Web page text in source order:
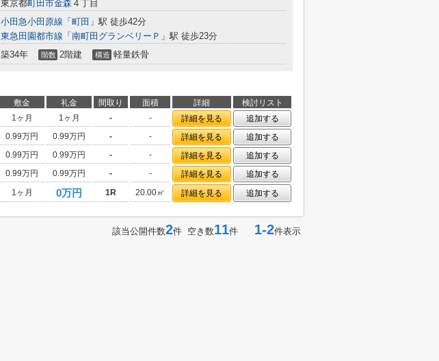
東京都町田市金森 ４丁目
小田急小田原線 「 町田 」駅 徒歩42分
東急田園都市線 「 南町田グランベリーＰ 」駅 徒歩23分
築34年 階数 2階建 構造 軽量鉄骨
敷金 礼金 間取り 面積 詳細
検討リスト
1ヶ月 1ヶ月 - - 詳細を見る
追加する
0.99万円 0.99万円 - - 詳細を見る
追加する
0.99万円 0.99万円 - - 詳細を見る
追加する
0.99万円 0.99万円 - - 詳細を見る
追加する
1ヶ月 0万円 1R 20.00㎡ 詳細を見る 追加する
該当公開件数2件 空き数11件 1-2件表示